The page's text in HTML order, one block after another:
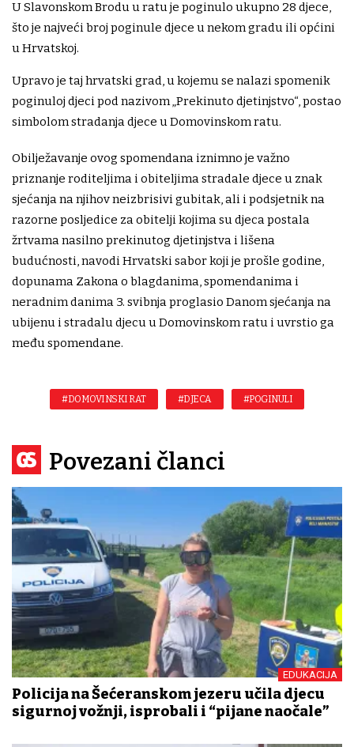
U Slavonskom Brodu u ratu je poginulo ukupno 28 djece,
što je najveći broj poginule djece u nekom gradu ili općini
u Hrvatskoj.
Upravo je taj hrvatski grad, u kojemu se nalazi spomenik
poginuloj djeci pod nazivom „Prekinuto djetinjstvo“, postao
simbolom stradanja djece u Domovinskom ratu.
Obilježavanje ovog spomendana iznimno je važno
priznanje roditeljima i obiteljima stradale djece u znak
sjećanja na njihov neizbrisivi gubitak, ali i podsjetnik na
razorne posljedice za obitelji kojima su djeca postala
žrtvama nasilno prekinutog djetinjstva i lišena
budućnosti, navodi Hrvatski sabor koji je prošle godine,
dopunama Zakona o blagdanima, spomendanima i
neradnim danima 3. svibnja proglasio Danom sjećanja na
ubijenu i stradalu djecu u Domovinskom ratu i uvrstio ga
među spomendane.
#DOMOVINSKI RAT #DJECA #POGINULI
Povezani članci
EDUKACIJA
Policija na Šećeranskom jezeru učila djecu
sigurnoj vožnji, isprobali i “pijane naočale”